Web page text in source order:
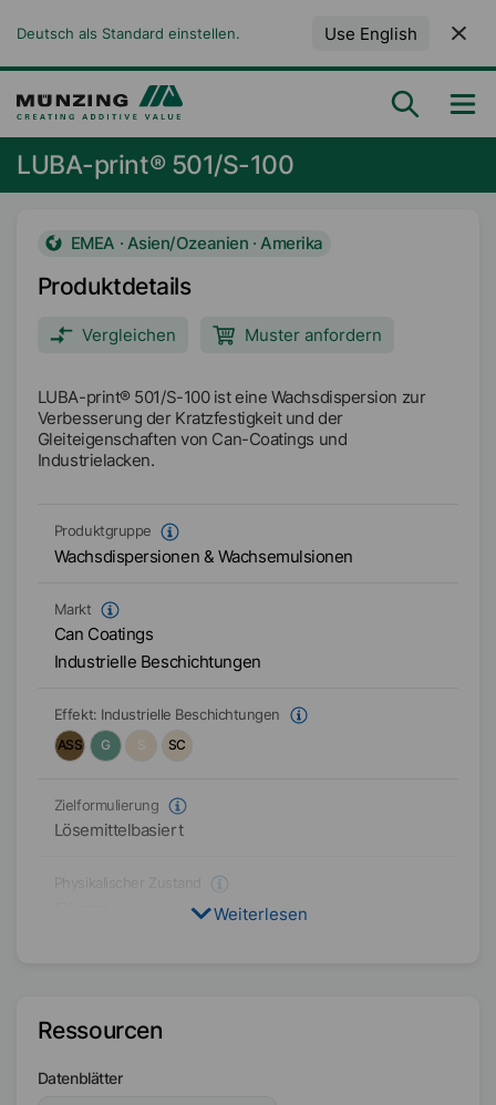
Deutsch als Standard einstellen. Use English
LUBA-print® 501/S-100
EMEA · Asien/Ozeanien · Amerika
Produktdetails
Vergleichen Muster anfordern
LUBA-print® 501/S-100 ist eine Wachsdispersion zur
Verbesserung der Kratzfestigkeit und der
Gleiteigenschaften von Can-Coatings und
Industrielacken.
Produktgruppe
Wachsdispersionen & Wachsemulsionen
Markt
Can Coatings
Industrielle Beschichtungen
Effekt: Industrielle Beschichtungen
ASS
G S SC
Zielformulierung
Lösemittelbasiert
Lösungsmittel
Weiterlesen
Ressourcen
Datenblätter